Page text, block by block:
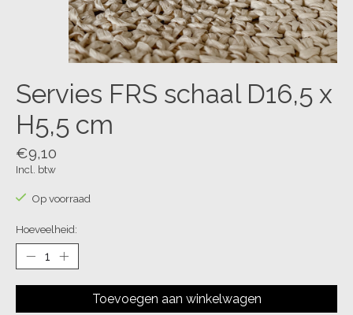
Servies FRS schaal D16,5 x
H5,5 cm
€9,10
Incl. btw
Op voorraad
Hoeveelheid:
Toevoegen aan winkelwagen